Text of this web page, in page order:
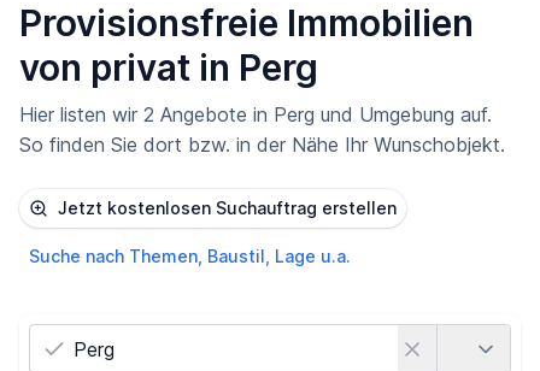
Provisionsfreie Immobilien
von privat in Perg
Hier listen wir 2 Angebote in Perg und Umgebung auf.
So finden Sie dort bzw. in der Nähe Ihr Wunschobjekt.
Jetzt kostenlosen Suchauftrag erstellen
Suche nach Themen, Baustil, Lage u.a.